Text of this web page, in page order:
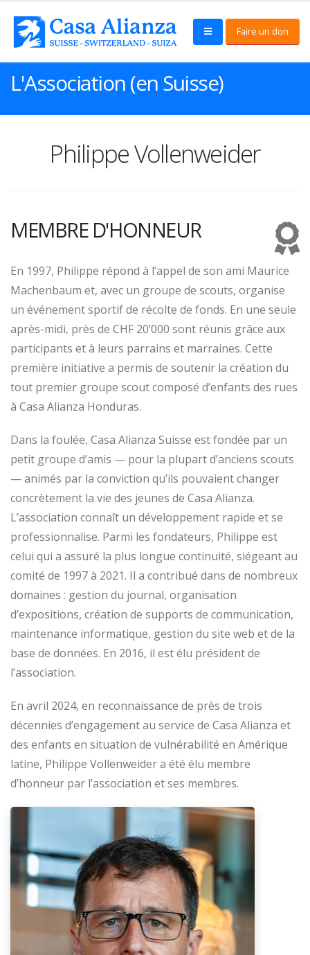
Faire un don
L'Association (en Suisse)
Philippe Vollenweider
MEMBRE D'HONNEUR
En 1997, Philippe répond à l’appel de son ami Maurice
Machenbaum et, avec un groupe de scouts, organise
un événement sportif de récolte de fonds. En une seule
après-midi, près de CHF 20’000 sont réunis grâce aux
participants et à leurs parrains et marraines. Cette
première initiative a permis de soutenir la création du
tout premier groupe scout composé d’enfants des rues
à Casa Alianza Honduras.
Dans la foulée, Casa Alianza Suisse est fondée par un
petit groupe d’amis — pour la plupart d’anciens scouts
— animés par la conviction qu’ils pouvaient changer
concrètement la vie des jeunes de Casa Alianza.
L’association connaît un développement rapide et se
professionnalise. Parmi les fondateurs, Philippe est
celui qui a assuré la plus longue continuité, siégeant au
comité de 1997 à 2021. Il a contribué dans de nombreux
domaines : gestion du journal, organisation
d’expositions, création de supports de communication,
maintenance informatique, gestion du site web et de la
base de données. En 2016, il est élu président de
l’association.
En avril 2024, en reconnaissance de près de trois
décennies d’engagement au service de Casa Alianza et
des enfants en situation de vulnérabilité en Amérique
latine, Philippe Vollenweider a été élu membre
d’honneur par l’association et ses membres.